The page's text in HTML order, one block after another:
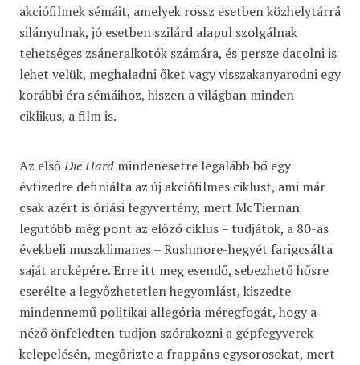
akciófilmek sémáit, amelyek rossz esetben közhelytárrá
silányulnak, jó esetben szilárd alapul szolgálnak
tehetséges zsáneralkotók számára, és persze dacolni is
lehet velük, meghaladni őket vagy visszakanyarodni egy
korábbi éra sémáihoz, hiszen a világban minden
ciklikus, a film is.
Az elsőDie Hard mindenesetre legalább bő egy
évtizedre definiálta az új akciófilmes ciklust, ami már
csak azért is óriási fegyvertény, mert McTiernan
legutóbb még pont az előző ciklus – tudjátok, a 80-as
évekbeli muszklimanes – Rushmore-hegyét farigcsálta
saját arcképére. Erre itt meg esendő, sebezhető hősre
cserélte a legyőzhetetlen hegyomlást, kiszedte
mindennemű politikai allegória méregfogát, hogy a
néző önfeledten tudjon szórakozni a gépfegyverek
kelepelésén, megőrizte a frappáns egysorosokat, mert